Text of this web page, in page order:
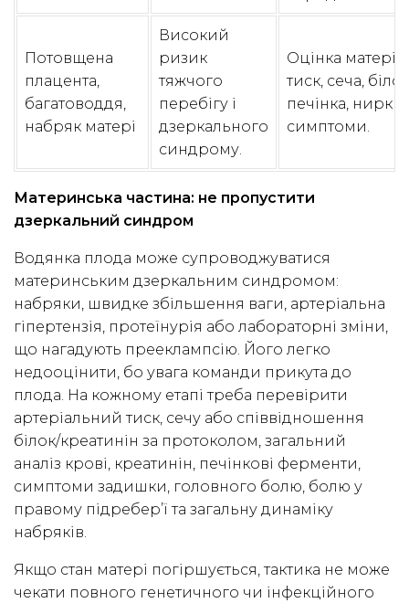
Потовщена
плацента,
багатоводдя,
набряк матері
Високий
ризик
тяжчого
перебігу і
дзеркального
синдрому.
Оцінка матері:
тиск, сеча,
печінка, нирки,
симптоми.
Материнська частина: не пропустити
дзеркальний синдром
Водянка плода може супроводжуватися
материнським дзеркальним синдромом:
набряки, швидке збільшення ваги, артеріальна
гіпертензія, протеїнурія або лабораторні зміни,
що нагадують прееклампсію. Його легко
недооцінити, бо увага команди прикута до
плода. На кожному етапі треба перевірити
артеріальний тиск, сечу або співвідношення
білок/креатинін за протоколом, загальний
аналіз крові, креатинін, печінкові ферменти,
симптоми задишки, головного болю, болю у
правому підребер’ї та загальну динаміку
набряків.
Якщо стан матері погіршується, тактика не може
чекати повного генетичного чи інфекційного